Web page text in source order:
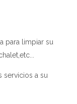
para limpiar su
servicios a su